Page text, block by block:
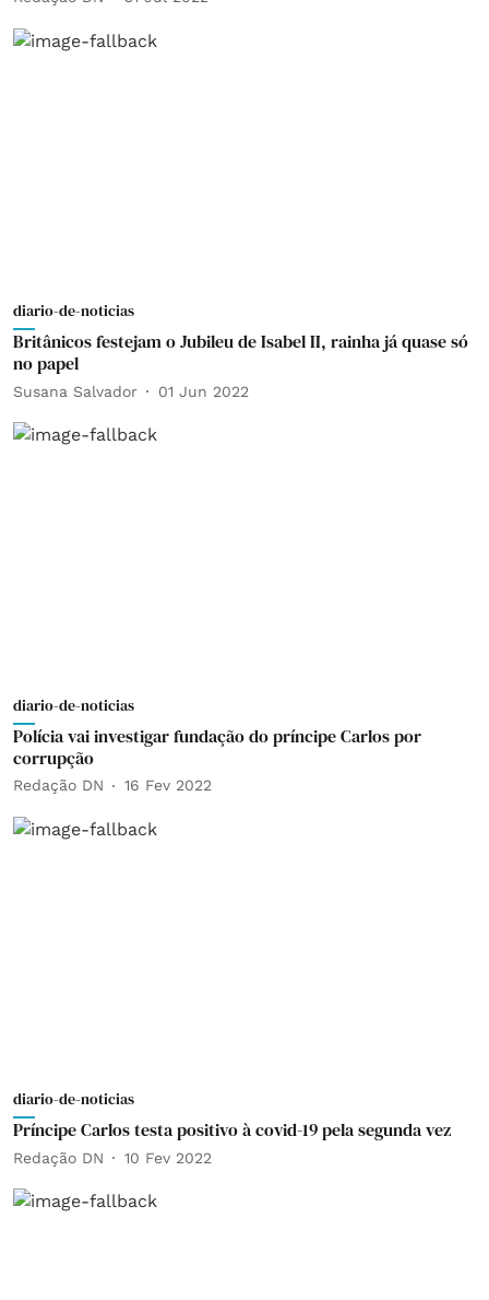
diario-de-noticias
Britânicos festejam o Jubileu de Isabel II, rainha já quase só
no papel
Susana Salvador 01 Jun 2022
diario-de-noticias
Polícia vai investigar fundação do príncipe Carlos por
corrupção
Redação DN 16 Fev 2022
diario-de-noticias
Príncipe Carlos testa positivo à covid-19 pela segunda vez
Redação DN 10 Fev 2022